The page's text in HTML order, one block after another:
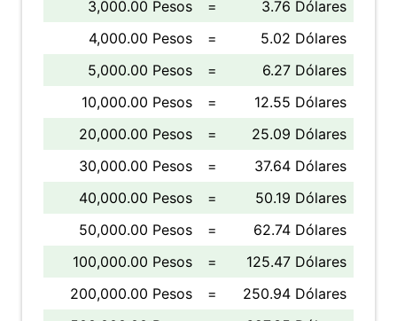
3,000.00 Pesos
=
3.76 Dólares
4,000.00 Pesos
=
5.02 Dólares
5,000.00 Pesos
=
6.27 Dólares
10,000.00 Pesos
=
12.55 Dólares
20,000.00 Pesos
=
25.09 Dólares
30,000.00 Pesos
=
37.64 Dólares
40,000.00 Pesos
=
50.19 Dólares
50,000.00 Pesos
=
62.74 Dólares
100,000.00 Pesos
=
125.47 Dólares
200,000.00 Pesos
=
250.94 Dólares